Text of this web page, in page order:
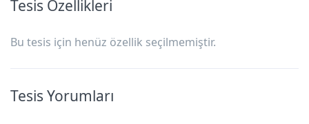
Tesis Özellikleri
Bu tesis için henüz özellik seçilmemiştir.
Tesis Yorumları